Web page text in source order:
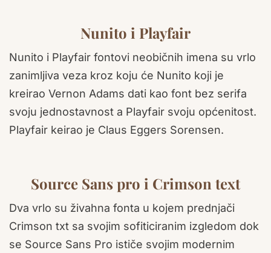
Nunito i Playfair
Nunito i Playfair fontovi neobičnih imena su vrlo
zanimljiva veza kroz koju će Nunito koji je
kreirao Vernon Adams dati kao font bez serifa
svoju jednostavnost a Playfair svoju općenitost.
Playfair keirao je Claus Eggers Sorensen.
Source Sans pro i Crimson text
Dva vrlo su živahna fonta u kojem prednjači
Crimson txt sa svojim sofiticiranim izgledom dok
se Source Sans Pro ističe svojim modernim